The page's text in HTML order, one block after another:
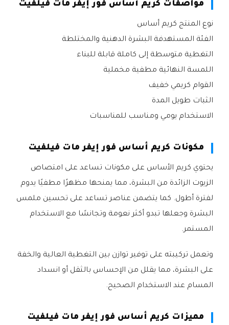
مواصفات كريم أساس فور إيفر مات فيلفيت
نوع المنتج كريم أساس
الفئة المستهدفة البشرة الدهنية والمختلطة
التغطية متوسطة إلى كاملة قابلة للبناء
اللمسة النهائية مطفية مخملية
القوام كريمي خفيف
الثبات طويل المدة
الاستخدام يومي ومناسب للمناسبات
مكونات كريم أساس فور إيفر مات فيلفيت
يحتوي كريم الأساس على مكونات تساعد على امتصاص
الزيوت الزائدة من البشرة، مما يمنحها مظهرًا مطفيًا يدوم
لفترة أطول. كما يتضمن عناصر تساعد على تحسين ملمس
البشرة وجعلها تبدو أكثر نعومة وتجانسًا مع الاستخدام
المستمر.
وتعمل تركيبته على توفير توازن بين التغطية العالية والخفة
على البشرة، مما يقلل من الإحساس بالثقل أو انسداد
المسام عند الاستخدام الصحيح.
مميزات كريم أساس فور إيفر مات فيلفيت